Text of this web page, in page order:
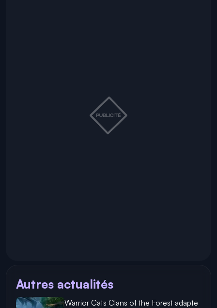
Autres actualités
Warrior Cats Clans of the Forest adapte